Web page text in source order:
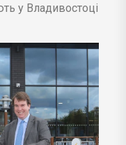
у Владивостоці